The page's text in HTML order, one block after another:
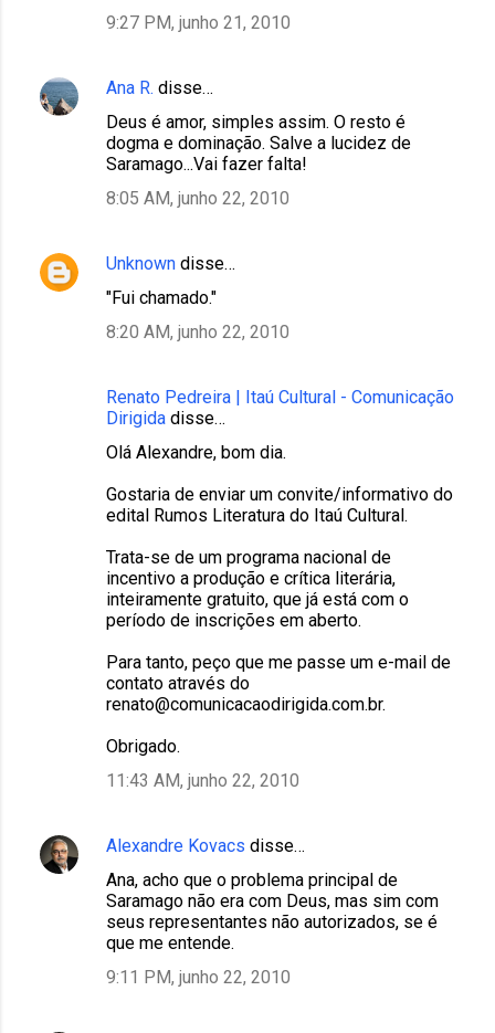
9:27 PM, junho 21, 2010
Ana R. disse…
Deus é amor, simples assim. O resto é
dogma e dominação. Salve a lucidez de
Saramago...Vai fazer falta!
8:05 AM, junho 22, 2010
Unknown disse…
"Fui chamado."
8:20 AM, junho 22, 2010
Renato Pedreira | Itaú Cultural - Comunicação
Dirigida disse…
Olá Alexandre, bom dia.
Gostaria de enviar um convite/informativo do
edital Rumos Literatura do Itaú Cultural.
Trata-se de um programa nacional de
incentivo a produção e crítica literária,
inteiramente gratuito, que já está com o
período de inscrições em aberto.
Para tanto, peço que me passe um e-mail de
contato através do
renato@comunicacaodirigida.com.br.
Obrigado.
11:43 AM, junho 22, 2010
Alexandre Kovacs disse…
Ana, acho que o problema principal de
Saramago não era com Deus, mas sim com
seus representantes não autorizados, se é
que me entende.
9:11 PM, junho 22, 2010